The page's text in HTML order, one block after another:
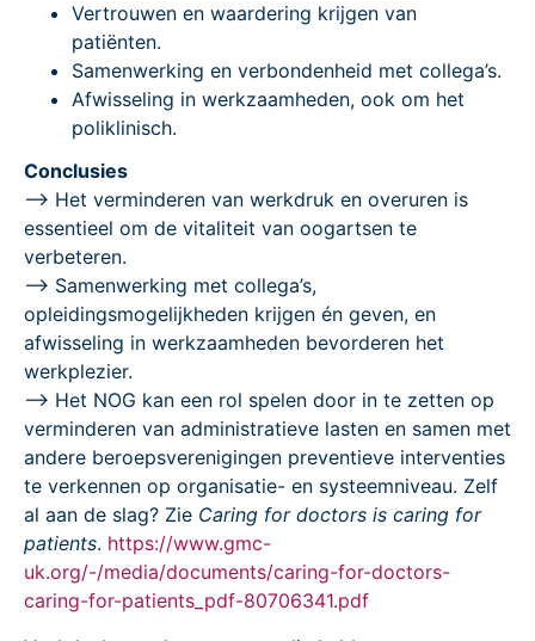
Vertrouwen en waardering krijgen van
patiënten.
Samenwerking en verbondenheid met collega’s.
Afwisseling in werkzaamheden, ook om het
poliklinisch.
Conclusies
–> Het verminderen van werkdruk en overuren is
essentieel om de vitaliteit van oogartsen te
verbeteren.
–> Samenwerking met collega’s,
opleidingsmogelijkheden krijgen én geven, en
afwisseling in werkzaamheden bevorderen het
werkplezier.
–> Het NOG kan een rol spelen door in te zetten op
verminderen van administratieve lasten en samen met
andere beroepsverenigingen preventieve interventies
te verkennen op organisatie- en systeemniveau. Zelf
al aan de slag? Zie Caring for doctors is caring for
patients. https://www.gmc-
uk.org/-/media/documents/caring-for-doctors-
caring-for-patients_pdf-80706341.pdf